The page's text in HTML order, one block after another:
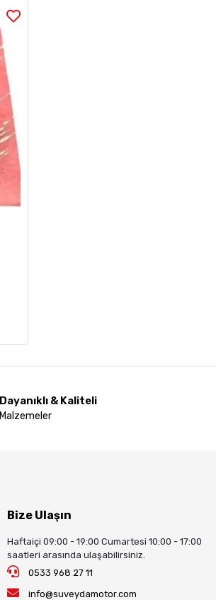
Dayanıklı & Kaliteli
Malzemeler
Bize Ulaşın
Haftaiçi 09:00 - 19:00 Cumartesi 10:00 - 17:00
saatleri arasında ulaşabilirsiniz.
0533 968 27 11
info@suveydamotor.com